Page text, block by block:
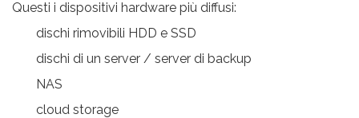
Questi i dispositivi hardware più diffusi:
dischi rimovibili HDD e SSD
dischi di un server / server di backup
NAS
cloud storage